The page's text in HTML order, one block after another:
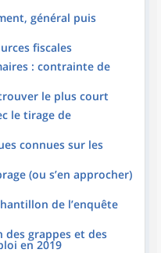
général puis
fiscales
: contrainte de
le plus court
le tirage de
connues sur les
(ou s’en approcher)
de l’enquête
des grappes et des
en 2019